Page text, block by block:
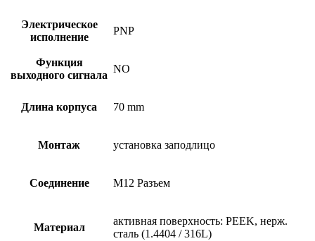
Электрическое
исполнение
PNP
Функция
выходного сигнала
NO
Длина корпуса 70 mm
Монтаж установка заподлицо
Соединение M12 Разъем
Материал
активная поверхность: PEEK, нерж.
сталь (1.4404 / 316L)